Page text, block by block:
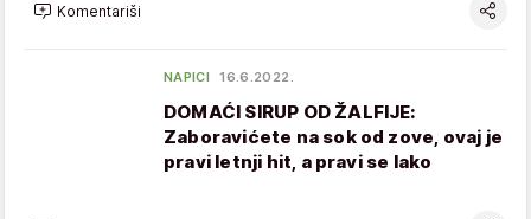
Komentariši
NAPICI 16.6.2022.
DOMAĆI SIRUP OD ŽALFIJE:
Zaboravićete na sok od zove, ovaj je
pravi letnji hit, a pravi se lako